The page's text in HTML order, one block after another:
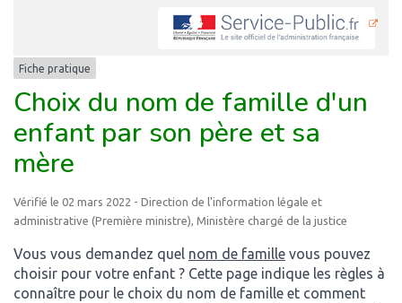
Fiche pratique
Choix du nom de famille d'un
enfant par son père et sa
mère
Vérifié le 02 mars 2022 - Direction de l'information légale et
administrative (Première ministre), Ministère chargé de la justice
Vous vous demandez quel nom de famille vous pouvez
choisir pour votre enfant ? Cette page indique les règles à
connaître pour le choix du nom de famille et comment